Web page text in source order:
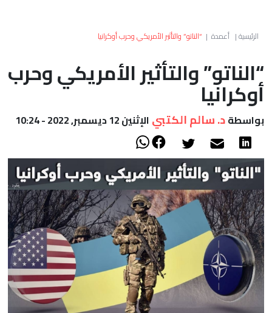
العالم
أعمدة
الرئيسية| أعمدة | “الناتو” والتأثير الأمريكي وحرب أوكرانيا
“الناتو” والتأثير الأمريكي وحرب
أوكرانيا
بواسطةد. سالم الكتبي الإثنين 12 ديسمبر, 2022 - 10:24